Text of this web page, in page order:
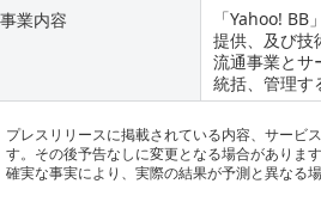
事業内容
「Yahoo!
提供、及び技
流通事業とサ
統括、管理す
プレスリリースに掲載されている内容、サービ
す。その後予告なしに変更となる場合がありま
確実な事実により、実際の結果が予測と異なる